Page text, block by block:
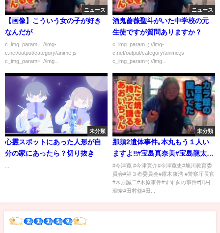
ニュース
【画像】こういう女の子が好き
なんだが
c_img_param=; //img-
c.net/output/category/anime.js
c_img_param=; //img...
ニュース
酒鬼薔薇聖斗がいた中学校の元
生徒ですが質問ありますか？
c_img_param=; //img-
c.net/output/category/anime.js
c_img_param=; //img...
未分類
心霊スポットにあった人形が自
分の家にあったら？切り抜き
...
未分類
那須2遺体事件｡本丸もう１人い
ますよ‼️#宝島真奈美#宝島龍太郎
#宝島幸子#関根誠端#前田亮#
佐々木光#平山綾拳 #若山キラト
#内田リコ
#今津寛 #今津寛介#今津寛史#旭川教育委
員会#第３者委員会#露木康浩 #警察庁長官
#木原誠二#木原事件#すすきの事件#田村
瑠奈#田村修#田...